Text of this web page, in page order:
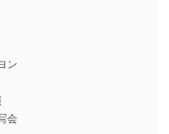
ン
会